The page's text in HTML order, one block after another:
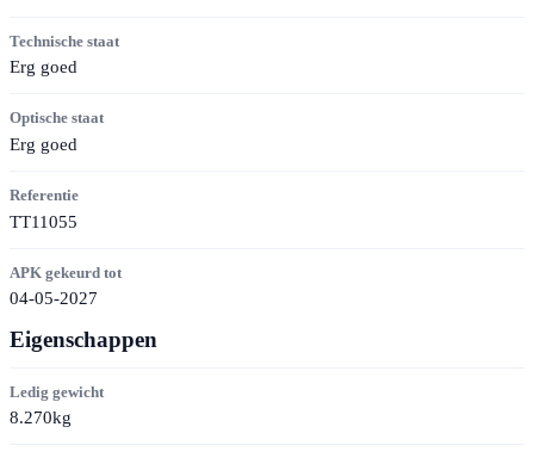
Technische staat
Erg goed
Optische staat
Erg goed
Referentie
TT11055
APK gekeurd tot
04-05-2027
Eigenschappen
Ledig gewicht
8.270kg